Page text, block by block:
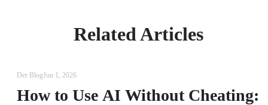
Related Articles
Der BlogJun 1, 2026
How to Use AI Without Cheating: